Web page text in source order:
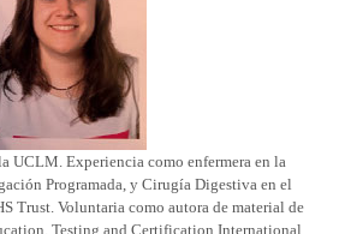
UCLM. Experiencia como enfermera en la
Programada, y Cirugía Digestiva en el
Trust. Voluntaria como autora de material de
Testing and Certification International